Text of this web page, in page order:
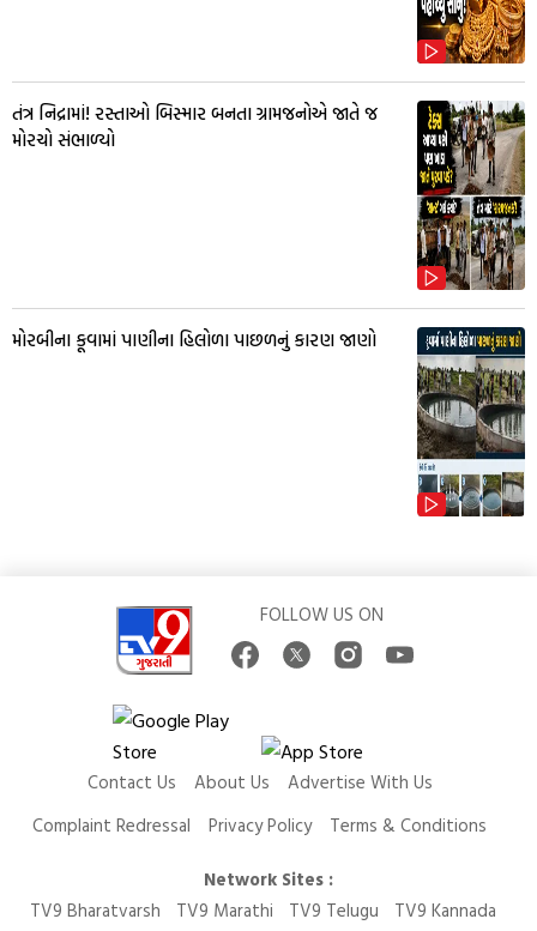
તંત્ર નિદ્રામાં! રસ્તાઓ બિસ્માર બનતા ગ્રામજનોએ જાતે જ
મોરચો સંભાળ્યો
મોરબીના કૂવામાં પાણીના હિલોળા પાછળનું કારણ જાણો
FOLLOW US ON
Contact Us About Us
Advertise With Us
Complaint Redressal
Privacy Policy
Terms & Conditions
Network Sites :
TV9 Bharatvarsh
TV9 Marathi TV9 Telugu TV9 Kannada